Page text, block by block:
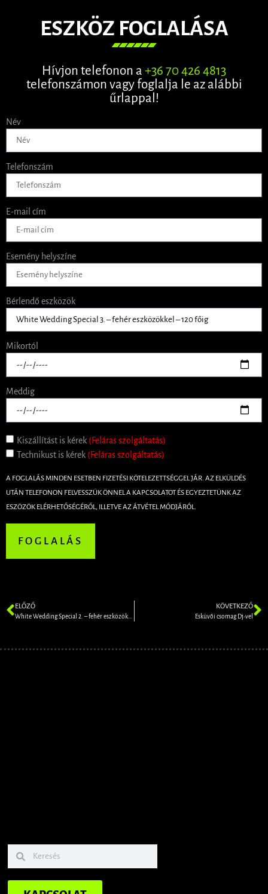
ESZKÖZ FOGLALÁSA
Hívjon telefonon a +36 70 426 4813
telefonszámon vagy foglalja le az alábbi
űrlappal!
Név
Telefonszám
E-mail cím
Esemény helyszíne
Bérlendő eszközök
Mikortól
Meddig
Kiszállítást is kérek (Feláras szolgáltatás)
Technikust is kérek (Feláras szolgáltatás)
A FOGLALÁS MINDEN ESETBEN FIZETÉSI KÖTELEZETTSÉGGEL JÁR. AZ ELKÜLDÉS
UTÁN TELEFONON FELVESSZÜK ÖNNEL A KAPCSOLATOT ÉS EGYEZTETÜNK AZ
ESZÖZÖK ELÉRHETŐSÉGÉRŐL, ILLETVE AZ ÁTVÉTEL MÓDJÁRÓL.
FOGLALÁS
ELŐZŐ KÖVETKEZŐ
Esküvői csomag Dj-vel